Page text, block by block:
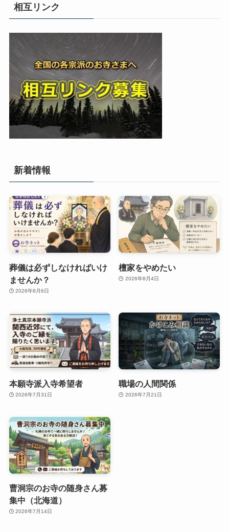
相互リンク
新着情報
葬儀は必ずしなければいけ
ませんか？
2026年8月6日
檀家をやめたい
2026年8月4日
本願寺派入寺希望者
2026年7月31日
職場の人間関係
2026年7月21日
曹洞宗のお寺の随身さん募
集中（北海道）
2026年7月14日